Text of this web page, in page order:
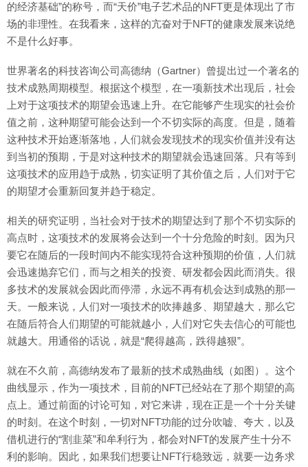
的经济基础”的称号，而“天价”电子艺术品的NFT更是体现出了市
场的非理性。在我看来，这样的亢奋对于NFT的健康发展来说绝
不是什么好事。
世界著名的科技咨询公司高德纳（Gartner）曾提出过一个著名的
技术成熟周期模型。根据这个模型，在一项新技术出现后，社会
上对于这项技术的期望会迅速上升。在它能够产生现实的社会价
值之前，这种期望可能会达到一个不切实际的高度。但是，随着
这种技术开始逐渐落地，人们就会发现技术的现实价值并没有达
到当初的预期，于是对这种技术的期望就会迅速回落。只有等到
这项技术的应用趋于成熟，切实证明了其价值之后，人们对于它
的期望才会重新回复并趋于稳定。
相关的研究证明，当社会对于技术的期望达到了那个不切实际的
高点时，这项技术的发展将会达到一个十分危险的时刻。因为只
要它在随后的一段时间内不能实现符合这种预期的价值，人们就
会迅速抛弃它们，而与之相关的投资、研发都会因此而消失。很
多技术的发展就会因此而停滞，永远不再有机会达到成熟的那一
天。一般来说，人们对一项技术的吹捧越多、期望越大，那么它
在随后符合人们期望的可能就越小，人们对它失去信心的可能也
就越大。用通俗的话说，就是“爬得越高，跌得越狠”。
就在不久前，高德纳发布了最新的技术成熟曲线（如图）。这个
曲线显示，作为一项技术，目前的NFT已经站在了那个期望的高
点上。通过前面的讨论可知，对它来讲，现在正是一个十分关键
的时刻。在这个时刻，一切对NFT功能的过分吹嘘、夸大，以及
借机进行的“割韭菜”和牟利行为，都会对NFT的发展产生十分不
利的影响。因此，如果我们想要让NFT行稳致远，就要一边务求